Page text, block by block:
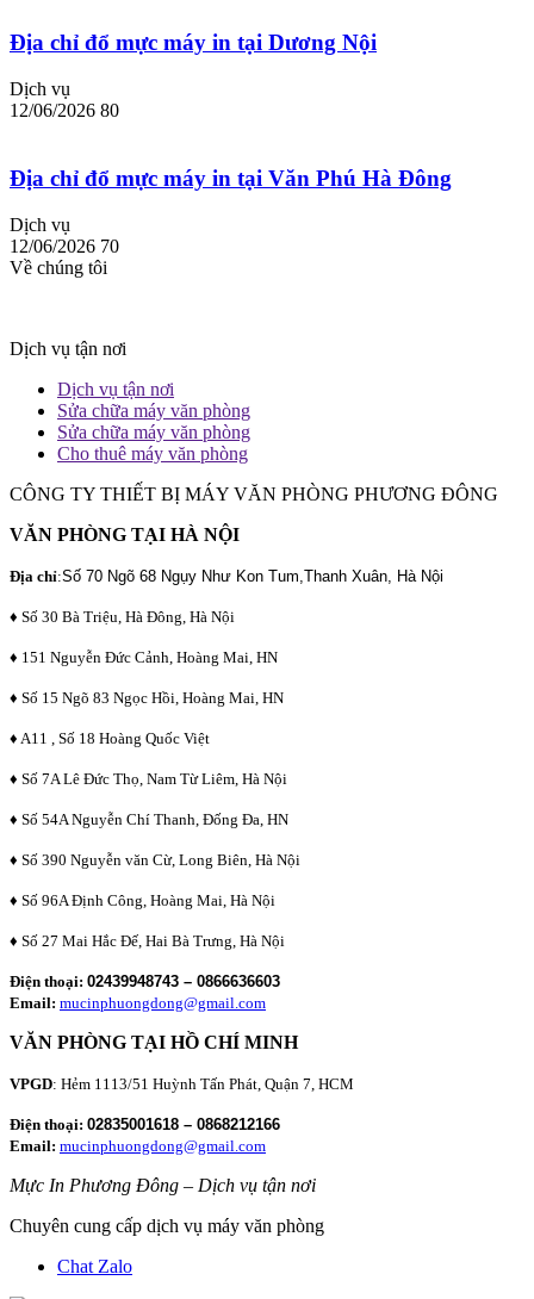
Địa chỉ đổ mực máy in tại Dương Nội
Dịch vụ
12/06/2026 80
Địa chỉ đổ mực máy in tại Văn Phú Hà Đông
Dịch vụ
12/06/2026 70
Về chúng tôi
Dịch vụ tận nơi
Dịch vụ tận nơi
Sửa chữa máy văn phòng
Sửa chữa máy văn phòng
Cho thuê máy văn phòng
CÔNG TY THIẾT BỊ MÁY VĂN PHÒNG PHƯƠNG ĐÔNG
VĂN PHÒNG TẠI HÀ NỘI
Địa chỉ:Số 70 Ngõ 68 Ngụy Như Kon Tum,Thanh Xuân, Hà Nội
♦ Số 30 Bà Triệu, Hà Đông, Hà Nội
♦ 151 Nguyễn Đức Cảnh, Hoàng Mai, HN
♦ Số 15 Ngõ 83 Ngọc Hồi, Hoàng Mai, HN
♦ A11 , Số 18 Hoàng Quốc Việt
♦ Số 7A Lê Đức Thọ, Nam Từ Liêm, Hà Nội
♦ Số 54A Nguyễn Chí Thanh, Đống Đa, HN
♦ Số 390 Nguyễn văn Cừ, Long Biên, Hà Nội
♦ Số 96A Định Công, Hoàng Mai, Hà Nội
♦ Số 27 Mai Hắc Đế, Hai Bà Trưng, Hà Nội
Điện thoại: 02439948743 – 0866636603
Email: mucinphuongdong@gmail.com
VĂN PHÒNG TẠI HỒ CHÍ MINH
VPGD: Hẻm 1113/51 Huỳnh Tấn Phát, Quận 7, HCM
Điện thoại: 02835001618 – 0868212166
Email: mucinphuongdong@gmail.com
Mực In Phương Đông – Dịch vụ tận nơi
Chuyên cung cấp dịch vụ máy văn phòng
Chat Zalo